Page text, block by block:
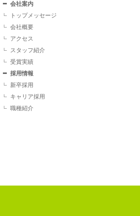
会社案内
トップメッセージ
会社概要
アクセス
スタッフ紹介
受賞実績
採用情報
新卒採用
キャリア採用
職種紹介